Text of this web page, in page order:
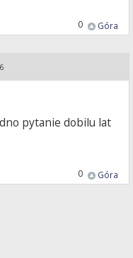
Góra
0
pytanie dobilu lat
Góra
0